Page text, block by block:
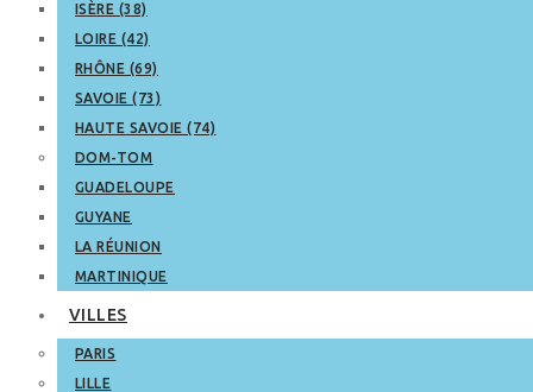
ISÈRE (38)
LOIRE (42)
RHÔNE (69)
SAVOIE (73)
HAUTE SAVOIE (74)
DOM-TOM
GUADELOUPE
GUYANE
LA RÉUNION
MARTINIQUE
VILLES
PARIS
LILLE